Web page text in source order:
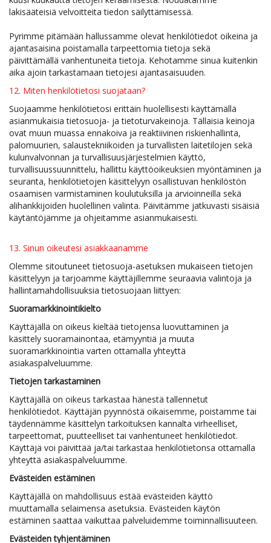
lakisääteisiä velvoitteita tiedon säilyttämisessä.
​​​​​​​Pyrimme pitämään hallussamme olevat henkilötiedot oikeina ja
ajantasaisina poistamalla tarpeettomia tietoja sekä
päivittämällä vanhentuneita tietoja. Kehotamme sinua kuitenkin
aika ajoin tarkastamaan tietojesi ajantasaisuuden.
12. Miten henkilötietosi suojataan?
Suojaamme henkilötietosi erittäin huolellisesti käyttämällä
asianmukaisia tietosuoja- ja tietoturvakeinoja. Tällaisia keinoja
ovat muun muassa ennakoiva ja reaktiivinen riskienhallinta,
palomuurien, salaustekniikoiden ja turvallisten laitetilojen sekä
kulunvalvonnan ja turvallisuusjärjestelmien käyttö,
turvallisuussuunnittelu, hallittu käyttöoikeuksien myöntäminen ja
seuranta, henkilötietojen käsittelyyn osallistuvan henkilöstön
osaamisen varmistaminen koulutuksilla ja arvioinneilla sekä
alihankkijoiden huolellinen valinta. Päivitämme jatkuvasti sisäisiä
käytäntöjämme ja ohjeitamme asianmukaisesti.​​​​​​​
13. Sinun oikeutesi asiakkaanamme
Olemme sitoutuneet tietosuoja-asetuksen mukaiseen tietojen
käsittelyyn ja tarjoamme käyttäjillemme seuraavia valintoja ja
hallintamahdollisuuksia tietosuojaan liittyen:
Suoramarkkinointikielto
Käyttäjällä on oikeus kieltää tietojensa luovuttaminen ja
käsittely suoramainontaa, etämyyntiä ja muuta
suoramarkkinointia varten ottamalla yhteyttä
asiakaspalveluumme.
Tietojen tarkastaminen
Käyttäjällä on oikeus tarkastaa hänestä tallennetut
henkilötiedot. Käyttäjän pyynnöstä oikaisemme, poistamme tai
täydennämme käsittelyn tarkoituksen kannalta virheelliset,
tarpeettomat, puutteelliset tai vanhentuneet henkilötiedot.
Käyttäjä voi päivittää ja/tai tarkastaa henkilötietonsa ottamalla
yhteyttä asiakaspalveluumme.
Evästeiden estäminen
Käyttäjällä on mahdollisuus estää evästeiden käyttö
muuttamalla selaimensa asetuksia. Evästeiden käytön
estäminen saattaa vaikuttaa palveluidemme toiminnallisuuteen.
Evästeiden tyhjentäminen